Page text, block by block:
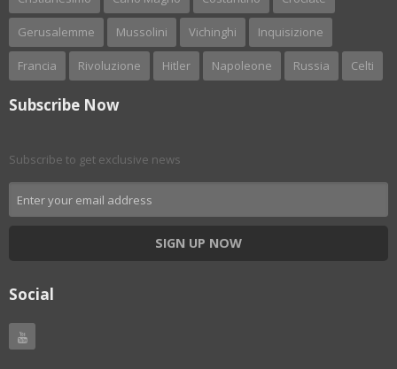
Gerusalemme Mussolini Vichinghi Inquisizione
Francia Rivoluzione Hitler Napoleone Russia Celti
Subscribe Now
Subscribe to get exclusive news
SIGN UP NOW
Social